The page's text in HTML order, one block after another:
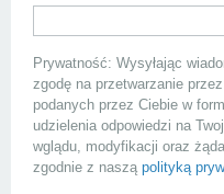
Prywatność: Wysyłając
zgodę na przetwarzanie
podanych przez Ciebie w
udzielenia odpowiedzi na
wglądu, modyfikacji oraz
zgodnie z naszą polityką